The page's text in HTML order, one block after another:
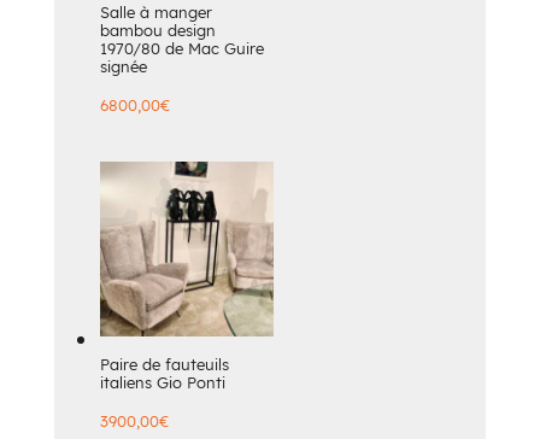
Salle à manger
bambou design
1970/80 de Mac Guire
signée
6800,00€
Paire de fauteuils
italiens Gio Ponti
3900,00€